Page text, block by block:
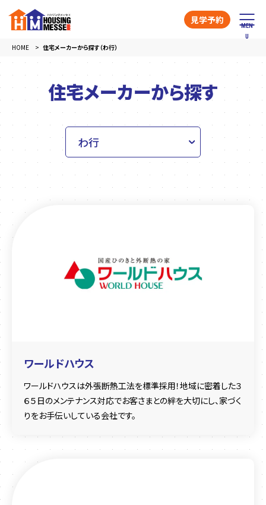
見学予約
HOME 住宅メーカーから探す（わ行）
住宅メーカーから探す
ワールドハウス
ワールドハウスは外張断熱工法を標準採用！地域に密着した３
６５日のメンテナンス対応でお客さまとの絆を大切にし、家づく
りをお手伝いしている会社です。